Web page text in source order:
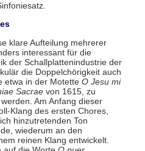
klare Aufteilung mehrerer
interessant für die
der Schallplattenindustrie der
die Doppelchörigkeit auch
etwa in der Motette O Jesu mi
Sacraevon 1615, zu
Am Anfang dieser
Klang des ersten Chores,
hinzutretenden Ton
wiederum an den
reinen Klang entwickelt.